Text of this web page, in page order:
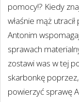
pomocy!? Kiedy
właśnie mąż
Antonim
sprawach
zostawi was w tej
skarbonkę
powierzyć sprawę